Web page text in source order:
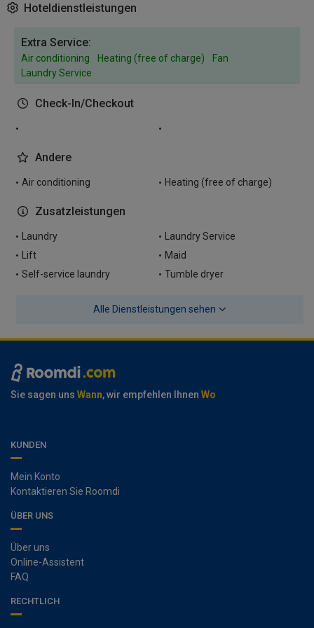
Hoteldienstleistungen
Extra Service:
Air conditioning Heating (free of charge)
Fan
Laundry Service
Check-In/Checkout
Andere
Air conditioning Heating (free of charge)
Zusatzleistungen
Laundry
Laundry Service
Lift
Maid
Self-service laundry
Tumble dryer
Alle Dienstleistungen sehen
Sie sagen uns Wann, wir empfehlen Ihnen Wo
KUNDEN
Mein Konto
Kontaktieren Sie Roomdi
ÜBER UNS
Über uns
Online-Assistent
FAQ
RECHTLICH